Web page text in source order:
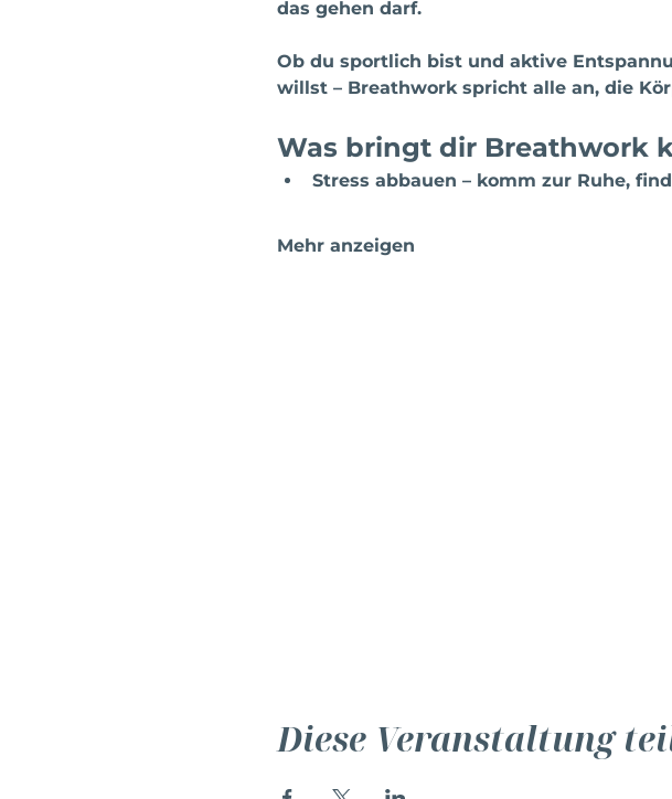
das gehen darf.
Ob du sportlich bist und aktive
willst – Breathwork spricht alle an, die
Was bringt dir Breathwork
Stress abbauen – komm zur Ruhe,
Mehr anzeigen
Diese Veranstaltung